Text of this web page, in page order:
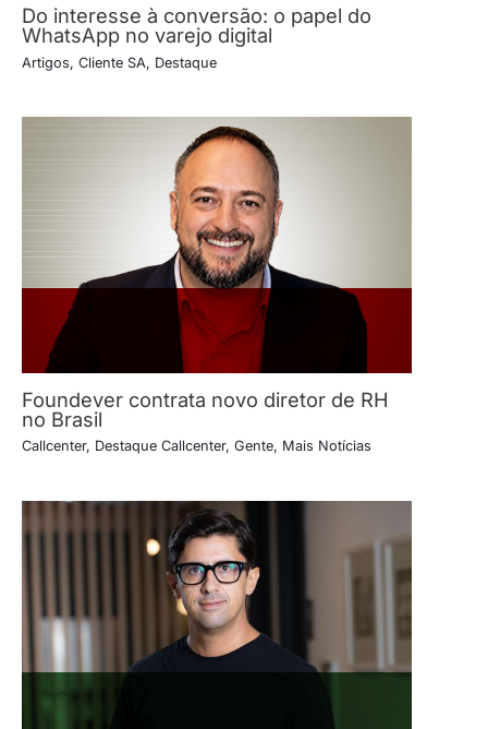
Do interesse à conversão: o papel do
WhatsApp no varejo digital
Artigos, Cliente SA, Destaque
Foundever contrata novo diretor de RH
no Brasil
Callcenter, Destaque Callcenter, Gente, Mais Notícias